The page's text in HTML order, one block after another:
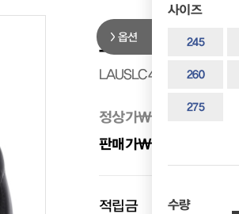
옵션
사이즈
245
260
275
수량
로렐 남성 드레스
LAUSLC4037MF1
정상가₩ 298,000
판매가₩ 208,600
적립금